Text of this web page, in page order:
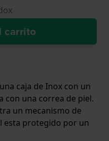
carrito
caja de Inox con un
con una correa de piel.
un mecanismo de
esta protegido por un